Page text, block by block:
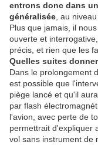
entrons donc dans
généralisée , au
Plus que jamais, il
ouverte et
précis, et rien que les
Quelles suites
Dans le prolongement
est possible que
piège lancé et qu'il
par flash
l'avion, avec perte de
permettrait d'expliquer
vol sans instrument de